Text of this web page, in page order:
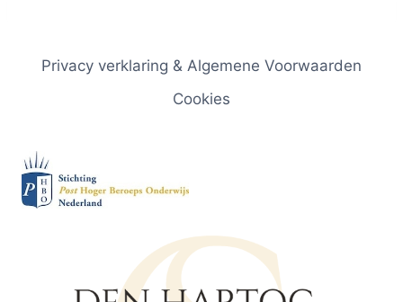
Privacy verklaring & Algemene Voorwaarden
Cookies